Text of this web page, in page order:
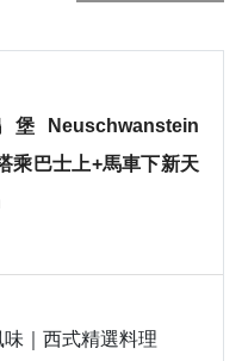
乘巴士上+馬車下新天
｜西式精選料理